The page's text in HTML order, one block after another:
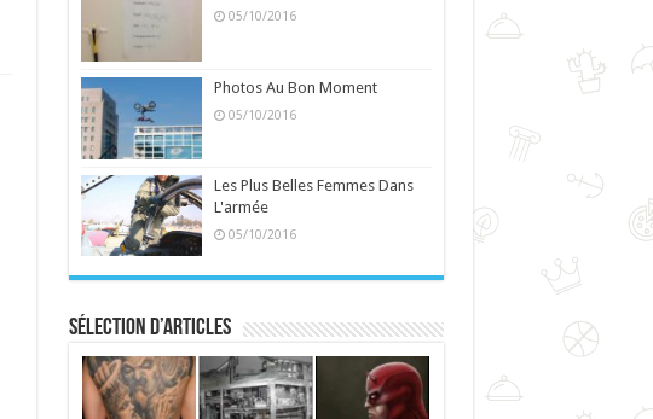
05/10/2016
Photos Au Bon Moment
05/10/2016
Les Plus Belles Femmes Dans
L'armée
05/10/2016
Sélection d’articles